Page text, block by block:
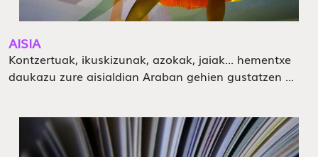
AISIA
Kontzertuak, ikuskizunak, azokak, jaiak... hementxe
daukazu zure aisialdian Araban gehien gustatzen ...